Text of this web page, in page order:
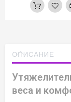
ОПИСАНИЕ
веса и